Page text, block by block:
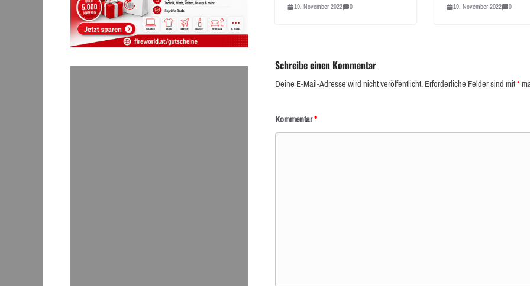
19. November 2022 0 19. November 2022 0
Schreibe einen Kommentar
Deine E-Mail-Adresse wird nicht veröffentlicht.Erforderliche Felder sind mit*
Kommentar*